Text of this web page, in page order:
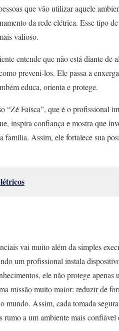
que vão utilizar aquele
da rede elétrica. Esse tipo
valioso.
entende que não está diante de
preveni-los. Ele passa a
educa, orienta e protege.
“Zé Faísca”, que é o profissional
inspira confiança e mostra que
família. Assim, ele fortalece sua
vai muito além da simples
um profissional instala
ele não protege
missão muito maior: reduzir de
mundo. Assim, cada tomada
rumo a um ambiente mais